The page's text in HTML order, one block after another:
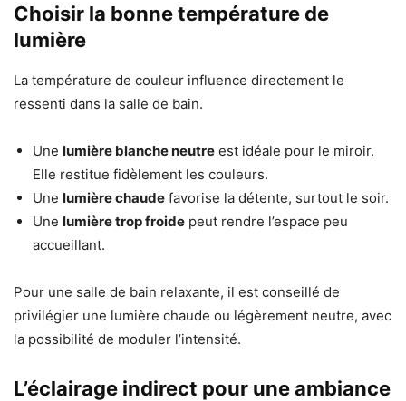
Choisir la bonne température de
lumière
La température de couleur influence directement le
ressenti dans la salle de bain.
Une lumière blanche neutre est idéale pour le miroir.
Elle restitue fidèlement les couleurs.
Une lumière chaude favorise la détente, surtout le soir.
Une lumière trop froide peut rendre l’espace peu
accueillant.
Pour une salle de bain relaxante, il est conseillé de
privilégier une lumière chaude ou légèrement neutre, avec
la possibilité de moduler l’intensité.
L’éclairage indirect pour une ambiance